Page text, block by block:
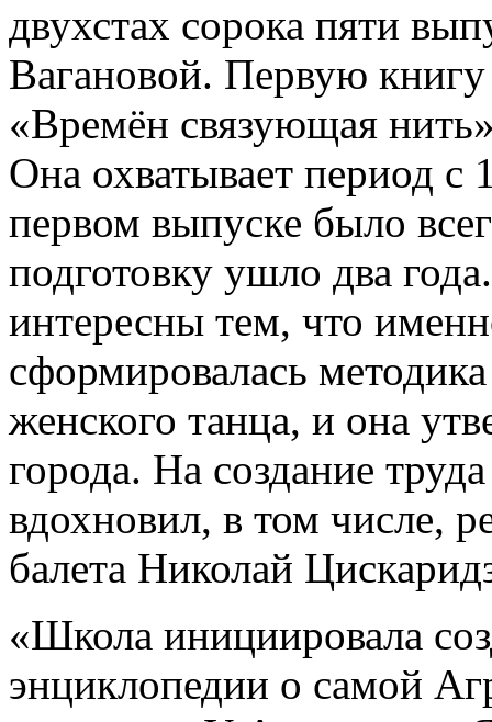
двухстах сорока пяти
Вагановой. Первую
«Времён связующая
Она охватывает период
первом выпуске было
подготовку ушло два
интересны тем, что
сформировалась
женского танца, и она
города. На создание
вдохновил, в том числе,
балета Николай
«Школа инициировала
энциклопедии о самой